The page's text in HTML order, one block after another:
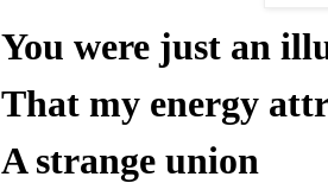
You were just an
That my energy
A strange union